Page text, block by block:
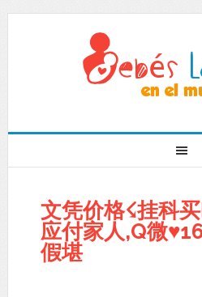
文凭价格☇挂科
应付家人,Q微
假堪